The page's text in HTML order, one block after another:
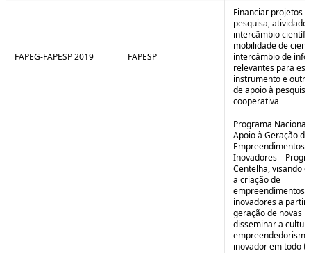
FAPEG-FAPESP 2019 FAPESP
Financiar projetos
pesquisa,
intercâmbio
mobilidade de
intercâmbio de
relevantes para
instrumento e
de apoio à pesquisa
cooperativa
Programa Nacional
Apoio à Geração de
Empreendimentos
Inovadores –
Centelha, visando
a criação de
empreendimentos
inovadores a partir
geração de novas
disseminar a
empreendedorismo
inovador em todo